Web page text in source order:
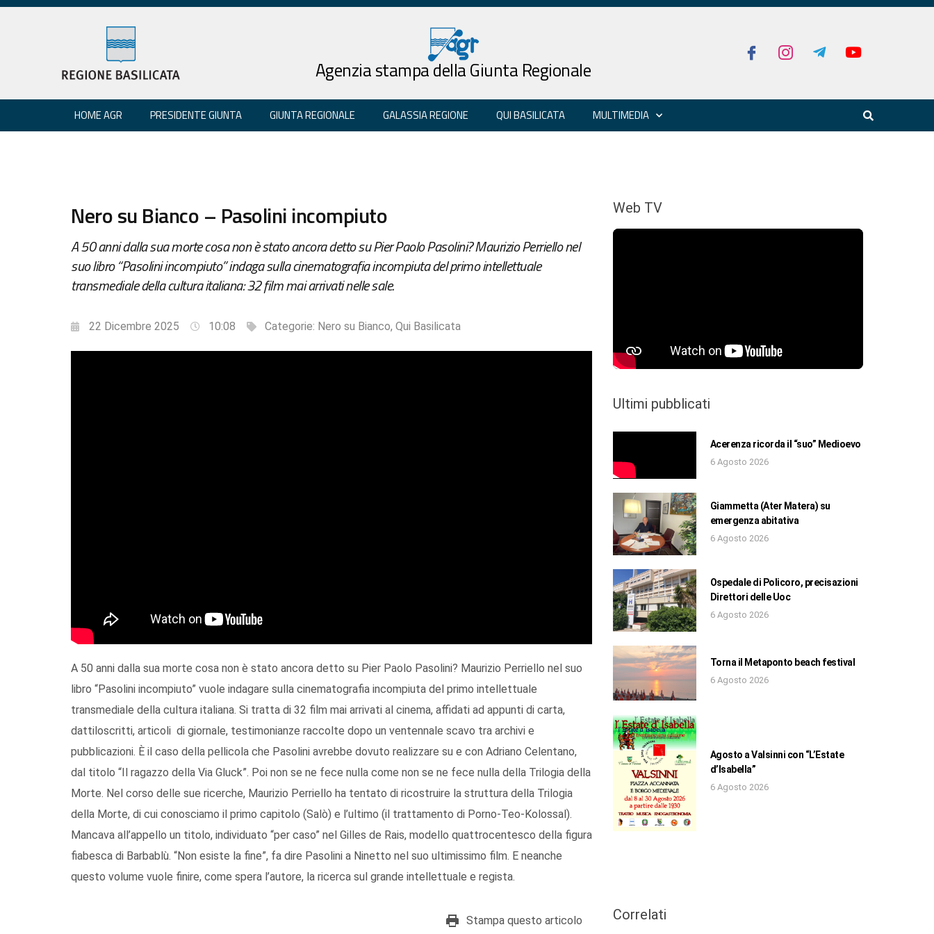
Agenzia stampa della Giunta Regionale
HOME AGR PRESIDENTE GIUNTA GIUNTA REGIONALE GALASSIA REGIONE QUI BASILICATA MULTIMEDIA
Nero su Bianco – Pasolini incompiuto
A 50 anni dalla sua morte cosa non è stato ancora detto su Pier Paolo Pasolini? Maurizio Perriello nel
suo libro “Pasolini incompiuto” indaga sulla cinematografia incompiuta del primo intellettuale
transmediale della cultura italiana: 32 film mai arrivati nelle sale.
22 Dicembre 2025 10:08 Categorie: Nero su Bianco, Qui Basilicata
A 50 anni dalla sua morte cosa non è stato ancora detto su Pier Paolo Pasolini? Maurizio Perriello nel suo
libro “Pasolini incompiuto” vuole indagare sulla cinematografia incompiuta del primo intellettuale
transmediale della cultura italiana. Si tratta di 32 film mai arrivati al cinema, affidati ad appunti di carta,
dattiloscritti, articoli di giornale, testimonianze raccolte dopo un ventennale scavo tra archivi e
pubblicazioni. È il caso della pellicola che Pasolini avrebbe dovuto realizzare su e con Adriano Celentano,
dal titolo “Il ragazzo della Via Gluck”. Poi non se ne fece nulla come non se ne fece nulla della Trilogia della
Morte. Nel corso delle sue ricerche, Maurizio Perriello ha tentato di ricostruire la struttura della Trilogia
della Morte, di cui conosciamo il primo capitolo (Salò) e l’ultimo (il trattamento di Porno-Teo-Kolossal).
Mancava all’appello un titolo, individuato “per caso” nel Gilles de Rais, modello quattrocentesco della figura
fiabesca di Barbablù. “Non esiste la fine”, fa dire Pasolini a Ninetto nel suo ultimissimo film. E neanche
questo volume vuole finire, come spera l’autore, la ricerca sul grande intellettuale e regista.
Stampa questo articolo
Web TV
Ultimi pubblicati
Acerenza ricorda il “suo” Medioevo
6 Agosto 2026
Giammetta (Ater Matera) su
emergenza abitativa
6 Agosto 2026
Ospedale di Policoro, precisazioni
Direttori delle Uoc
6 Agosto 2026
Torna il Metaponto beach festival
6 Agosto 2026
Agosto a Valsinni con “L’Estate
d’Isabella”
6 Agosto 2026
Correlati